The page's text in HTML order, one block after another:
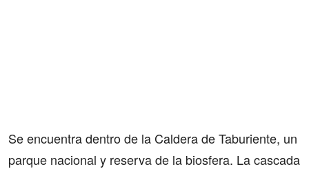
Se encuentra dentro de la Caldera de Taburiente, un
parque nacional y reserva de la biosfera. La cascada